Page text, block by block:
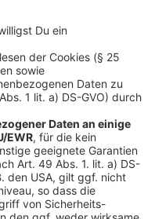
zu
große Würfel
und ebenfalls
In ihre